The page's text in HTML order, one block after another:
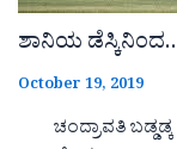
ಶಾನಿಯ
October 19, 2019
ಚಂದ್ರಾವತಿ